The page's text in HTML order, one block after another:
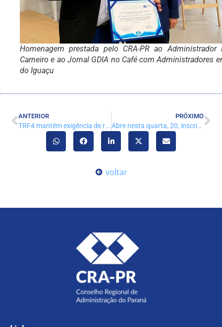
Homenagem prestada pelo CRA-PR ao Administrador
Carneiro e ao Jornal GDIA no Café com Administradores
do Iguaçu
ANTERIOR
TRF4 mantém exigência de registro no CRA para empresas de consórcio
PRÓXIMO
Abre nesta quarta, 20, inscrição para chapa para eleição do Sistema CFA/CRAs
voltar